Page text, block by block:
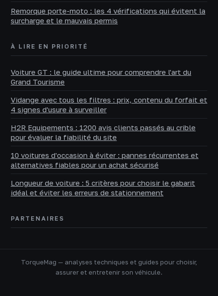
Remorque porte-moto : les 4 vérifications qui évitent la
surcharge et le mauvais permis
À LIRE EN PRIORITÉ
Voiture GT : le guide ultime pour comprendre l'art du
Grand Tourisme
Vidange avec tous les filtres : prix, contenu du forfait et
4 signes d'usure à surveiller
H2R Equipements : 1200 avis clients passés au crible
pour évaluer la fiabilité du site
10 voitures d'occasion à éviter : pannes récurrentes et
alternatives fiables pour un achat sécurisé
Longueur de voiture : 5 critères pour choisir le gabarit
idéal et éviter les erreurs de stationnement
PARTENAIRES
TorqueMag — analyses techniques et guides pour choisir,
assurer et entretenir son véhicule.